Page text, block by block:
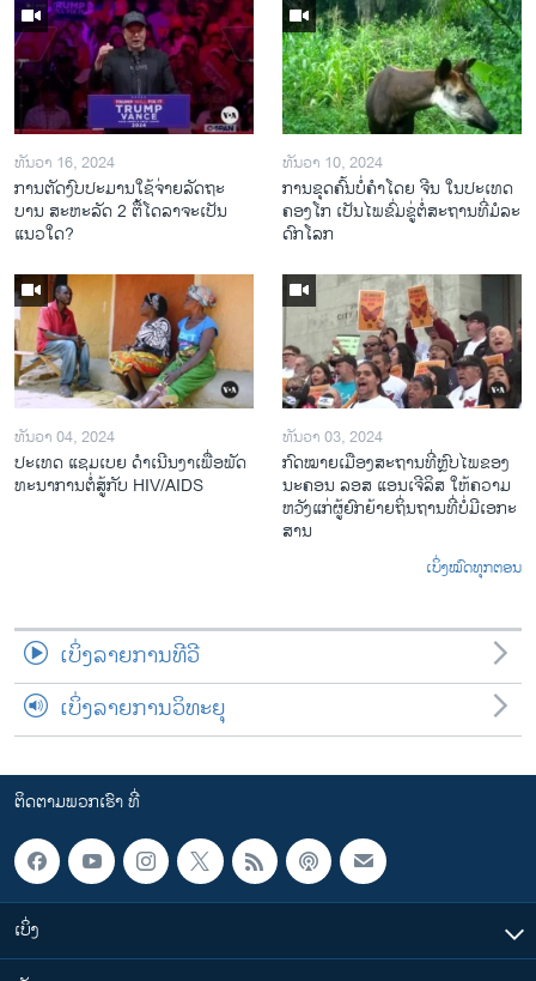
ທັນວາ 16, 2024
ການ​ຕັດ​ງົບ​ປະ​ມານ​ໃຊ້​ຈ່າຍ​ລັດ​ຖະ​
ບານ ສະ​ຫະ​ລັດ 2 ຕື້​ໂດ​ລາ​ຈະ​ເປັນ​
ແນວ​ໃດ?
ທັນວາ 10, 2024
ການ​ຂຸດ​ຄົ້ນ​ບໍ່​ຄຳ​ໂດຍ ຈີນ ໃນ​ປະ​ເທດ
ຄອງ​ໂກ ເປັນ​ໄພ​ຂົ່ມ​ຂູ່​ຕໍ່​ສະ​ຖານ​ທີ່​ມໍ​ລະ​
ດົກ​ໂລກ​
ທັນວາ 04, 2024
ປະ​ເທດ ແຊມ​ເບຍ ດຳ​ເນີນ​ງາ​ເພື່ອ​ພັດ​
ທະ​ນາ​ການ​ຕໍ່​ສູ້​ກັບ​ HIV/AIDS
ທັນວາ 03, 2024
ກົດ​ໝາຍ​ເມືອງ​ສະ​ຖານ​ທີ່ຫຼົບ​ໄພ​ຂອງ​
ນະ​ຄອນ ລອ​ສ ແອນ​ເຈີ​ລິ​ສ ໃຫ້​ຄວາມ​
ຫວັງ​ແກ່​ຜູ້​ຍົກ​ຍ້າຍ​ຖິ່ນ​ຖານ​ທີ່ບໍ່​ມີ​ເອ​ກະ​
ສານ
ເບິ່ງໝົດທຸກຕອນ
ເບິ່ງລາຍການທີວີ
ເບິ່ງລາຍການວິທະຍຸ
ຕິດຕາມພວກເຮົາ ທີ່
ເບິ່ງ